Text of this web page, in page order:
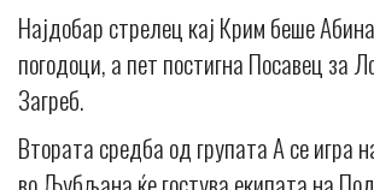
Најдобар стрелец кај Крим беше
погодоци, а пет постигна Посавец за
Загреб.
Втората средба од групата А се игра